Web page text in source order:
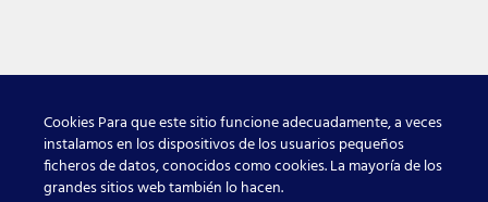
Cookies Para que este sitio funcione adecuadamente, a veces
instalamos en los dispositivos de los usuarios pequeños
ficheros de datos, conocidos como cookies. La mayoría de los
grandes sitios web también lo hacen.